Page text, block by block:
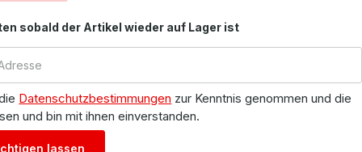
sobald der Artikel wieder auf Lager ist
Datenschutzbestimmungen zur Kenntnis genommen und die
und bin mit ihnen einverstanden.
lassen